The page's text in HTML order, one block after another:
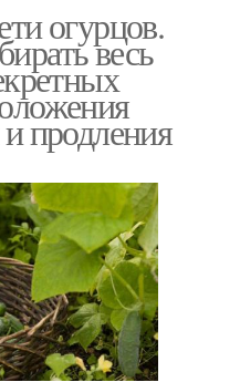
огурцов.
весь
продления